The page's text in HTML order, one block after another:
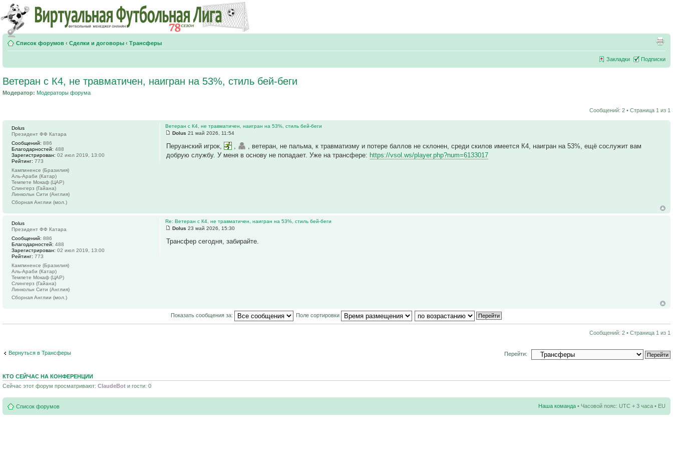
Список форумов ‹ Сделки и договоры ‹ Трансферы
Закладки Подписки
Ветеран с К4, не травматичен, наигран на 53%, стиль бей-беги
Модератор: Модераторы форума
Сообщений: 2 • Страница 1 из 1
Ветеран с К4, не травматичен, наигран на 53%, стиль бей-беги
Dolus 21 май 2026, 11:54
Перуанский игрок,
, ветеран, не пальма, к травматизму и потере баллов не склонен, среди скилов имеется К4, наигран на 53%, ещё сослужит вам
добрую службу. У меня в основу не попадает. Уже на трансфере: https://vsol.ws/player.php?num=6133017
Dolus
Президент ФФ Катара
Сообщений: 886
Благодарностей: 488
Зарегистрирован: 02 июл 2019, 13:00
Рейтинг: 773
Кампиненсе (Бразилия)
Аль-Араби (Катар)
Темпете Мокаф (ЦАР)
Слингерз (Гайана)
Линкольн Сити (Англия)
Сборная Англии (мол.)
Re: Ветеран с К4, не травматичен, наигран на 53%, стиль бей-беги
Dolus 23 май 2026, 15:30
Трансфер сегодня, забирайте.
Dolus
Президент ФФ Катара
Сообщений: 886
Благодарностей: 488
Зарегистрирован: 02 июл 2019, 13:00
Рейтинг: 773
Кампиненсе (Бразилия)
Аль-Араби (Катар)
Темпете Мокаф (ЦАР)
Слингерз (Гайана)
Линкольн Сити (Англия)
Сборная Англии (мол.)
Показать сообщения за: Поле сортировки
Сообщений: 2 • Страница 1 из 1
Вернуться в Трансферы Перейти:
КТО СЕЙЧАС НА КОНФЕРЕНЦИИ
Сейчас этот форум просматривают: ClaudeBot и гости: 0
Список форумов Наша команда • Часовой пояс: UTC + 3 часа • EU